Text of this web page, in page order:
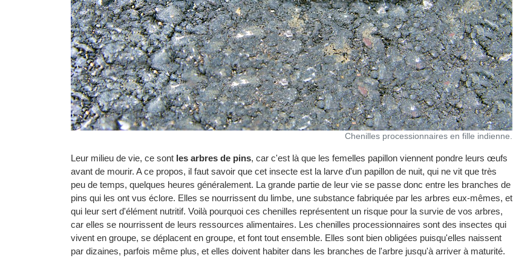
Chenilles processionnaires en fille indienne.
Leur milieu de vie, ce sont les arbres de pins, car c'est là que les femelles papillon viennent pondre leurs œufs
avant de mourir. A ce propos, il faut savoir que cet insecte est la larve d'un papillon de nuit, qui ne vit que très
peu de temps, quelques heures généralement. La grande partie de leur vie se passe donc entre les branches de
pins qui les ont vus éclore. Elles se nourrissent du limbe, une substance fabriquée par les arbres eux-mêmes, et
qui leur sert d'élément nutritif. Voilà pourquoi ces chenilles représentent un risque pour la survie de vos arbres,
car elles se nourrissent de leurs ressources alimentaires. Les chenilles processionnaires sont des insectes qui
vivent en groupe, se déplacent en groupe, et font tout ensemble. Elles sont bien obligées puisqu'elles naissent
par dizaines, parfois même plus, et elles doivent habiter dans les branches de l'arbre jusqu'à arriver à maturité.